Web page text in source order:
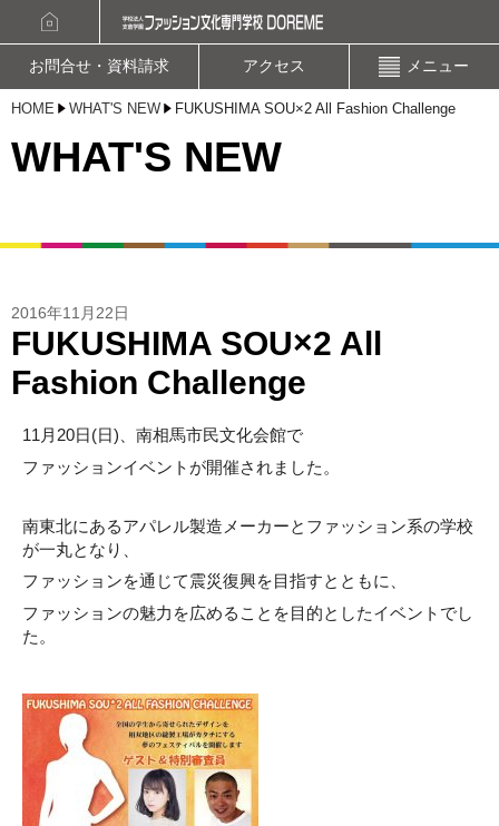
お問合せ・資料請求 アクセス メニュー
資料請求 オープンキャンパスお申込み
HOME WHAT'S NEW FUKUSHIMA SOU×2 All Fashion Challenge
WHAT'S NEW
2016年11月22日
FUKUSHIMA SOU×2 All
Fashion Challenge
11月20日(日)、南相馬市民文化会館で
ファッションイベントが開催されました。
南東北にあるアパレル製造メーカーとファッション系の学校
が一丸となり、
ファッションを通じて震災復興を目指すとともに、
ファッションの魅力を広めることを目的としたイベントでし
た。